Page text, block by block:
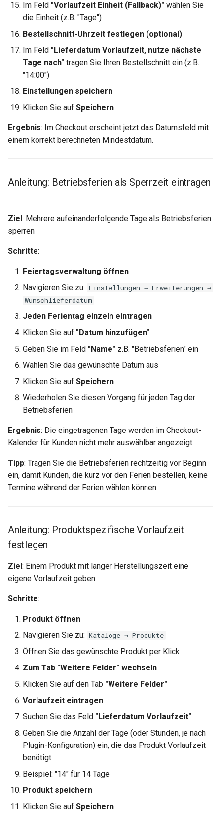
Im Feld "Vorlaufzeit Einheit (Fallback)" wählen Sie
die Einheit (z.B. "Tage")
Bestellschnitt-Uhrzeit festlegen (optional)
Im Feld "Lieferdatum Vorlaufzeit, nutze nächste
Tage nach" tragen Sie Ihren Bestellschnitt ein (z.B.
"14:00")
Einstellungen speichern
Klicken Sie auf Speichern
Ergebnis: Im Checkout erscheint jetzt das Datumsfeld mit
einem korrekt berechneten Mindestdatum.
Anleitung: Betriebsferien als Sperrzeit eintragen
Ziel: Mehrere aufeinanderfolgende Tage als Betriebsferien
sperren
Schritte:
Feiertagsverwaltung öffnen
Navigieren Sie zu: Einstellungen → Erweiterungen →
Wunschlieferdatum
Jeden Ferientag einzeln eintragen
Klicken Sie auf "Datum hinzufügen"
Geben Sie im Feld "Name" z.B. "Betriebsferien" ein
Wählen Sie das gewünschte Datum aus
Klicken Sie auf Speichern
Wiederholen Sie diesen Vorgang für jeden Tag der
Betriebsferien
Ergebnis: Die eingetragenen Tage werden im Checkout-
Kalender für Kunden nicht mehr auswählbar angezeigt.
Tipp: Tragen Sie die Betriebsferien rechtzeitig vor Beginn
ein, damit Kunden, die kurz vor den Ferien bestellen, keine
Termine während der Ferien wählen können.
Anleitung: Produktspezifische Vorlaufzeit
festlegen
Ziel: Einem Produkt mit langer Herstellungszeit eine
eigene Vorlaufzeit geben
Schritte:
Produkt öffnen
Navigieren Sie zu: Kataloge → Produkte
Öffnen Sie das gewünschte Produkt per Klick
Zum Tab "Weitere Felder" wechseln
Klicken Sie auf den Tab "Weitere Felder"
Vorlaufzeit eintragen
Suchen Sie das Feld "Lieferdatum Vorlaufzeit"
Geben Sie die Anzahl der Tage (oder Stunden, je nach
Plugin-Konfiguration) ein, die das Produkt Vorlaufzeit
benötigt
Beispiel: "14" für 14 Tage
Produkt speichern
Klicken Sie auf Speichern